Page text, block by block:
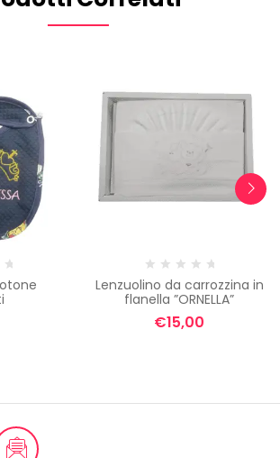
Lenzuolino da carrozzina in
flanella ”ORNELLA”
€15,00